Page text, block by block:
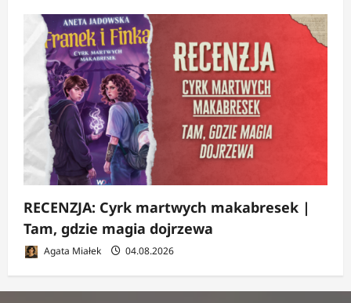
RECENZJA: Cyrk martwych makabresek |
Tam, gdzie magia dojrzewa
Agata Miałek 04.08.2026